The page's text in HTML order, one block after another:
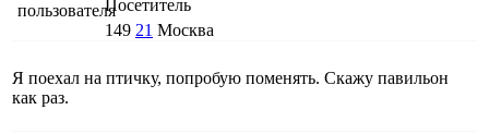
Посетитель
149 21 Москва
Я поехал на птичку, попробую поменять. Скажу павильон
как раз.